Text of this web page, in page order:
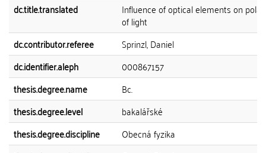
dc.title.translated
Influence of optical elements on
of light
dc.contributor.referee
Sprinzl, Daniel
dc.identifier.aleph
000867157
thesis.degree.name
Bc.
thesis.degree.level
bakalářské
thesis.degree.discipline
Obecná fyzika